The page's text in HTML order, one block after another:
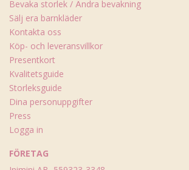
Bevaka storlek / Ändra bevakning
Sälj era barnkläder
Kontakta oss
Köp- och leveransvillkor
Presentkort
Kvalitetsguide
Storleksguide
Dina personuppgifter
Press
Logga in
FÖRETAG